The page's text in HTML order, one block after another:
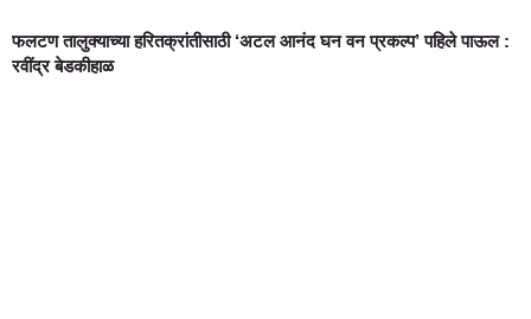
फलटण तालुक्याच्या हरितक्रांतीसाठी ‘अटल आनंद घन वन प्रकल्प’ पहिले पाऊल :
रवींद्र बेडकीहाळ